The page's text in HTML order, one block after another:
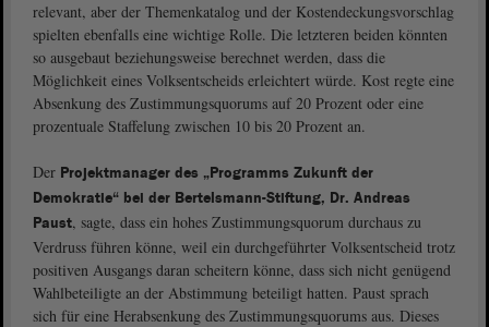
relevant, aber der Themenkatalog und der Kostendeckungsvorschlag
spielten ebenfalls eine wichtige Rolle. Die letzteren beiden könnten
so ausgebaut beziehungsweise berechnet werden, dass die
Möglichkeit eines Volksentscheids erleichtert würde. Kost regte eine
Absenkung des Zustimmungsquorums auf 20 Prozent oder eine
prozentuale Staffelung zwischen 10 bis 20 Prozent an.
Der Projektmanager des „Programms Zukunft der
Demokratie“ bei der Bertelsmann-Stiftung, Dr. Andreas
Paust, sagte, dass ein hohes Zustimmungsquorum durchaus zu
Verdruss führen könne, weil ein durchgeführter Volksentscheid trotz
positiven Ausgangs daran scheitern könne, dass sich nicht genügend
Wahlbeteiligte an der Abstimmung beteiligt hatten. Paust sprach
sich für eine Herabsenkung des Zustimmungsquorums aus. Dieses